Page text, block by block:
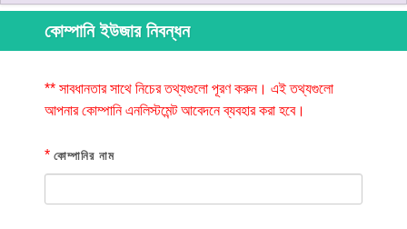
কোম্পানি ইউজার নিবন্ধন
** সাবধানতার সাথে নিচের তথ্যগুলো পূরণ করুন। এই তথ্যগুলো
আপনার কোম্পানি এনলিস্টমেন্ট আবেদনে ব্যবহার করা হবে।
* কোম্পানির নাম